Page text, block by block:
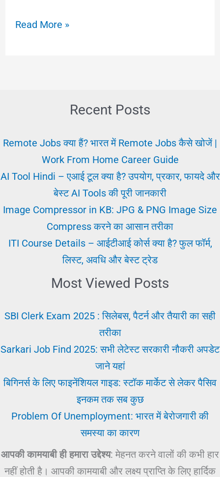
Business
कौन
बिजनेस
चाहिए
Read More »
Recent Posts
Remote Jobs क्या हैं? भारत में Remote Jobs कैसे खोजें |
Work From Home Career Guide
AI Tool Hindi – एआई टूल क्या है? उपयोग, प्रकार, फायदे और
बेस्ट AI Tools की पूरी जानकारी
Image Compressor in KB: JPG & PNG Image Size
Compress करने का आसान तरीका
ITI Course Details – आईटीआई कोर्स क्या है? फुल फॉर्म,
लिस्ट, अवधि और बेस्ट ट्रेड
Most Viewed Posts
SBI Clerk Exam 2025 : सिलेबस, पैटर्न और तैयारी का सही
तरीका
Sarkari Job Find 2025: सभी लेटेस्ट सरकारी नौकरी अपडेट
जाने यहां
बिगिनर्स के लिए फाइनेंशियल गाइड: स्टॉक मार्केट से लेकर पैसिव
इनकम तक सब कुछ
Problem Of Unemployment: भारत में बेरोजगारी की
समस्या का कारण
आपकी कामयाबी ही हमारा उद्देश्य: मेहनत करने वालों की कभी हार
नहीं होती है। आपकी कामयाबी और लक्ष्य प्राप्ति के लिए हार्दिक